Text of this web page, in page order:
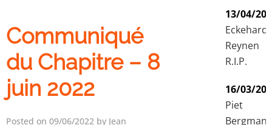
Communiqué
du Chapitre – 8
juin 2022
Posted on 09/06/2022 by Jean
13/04/
Eckehard
Reynen
R.I.P.
16/03/
Piet